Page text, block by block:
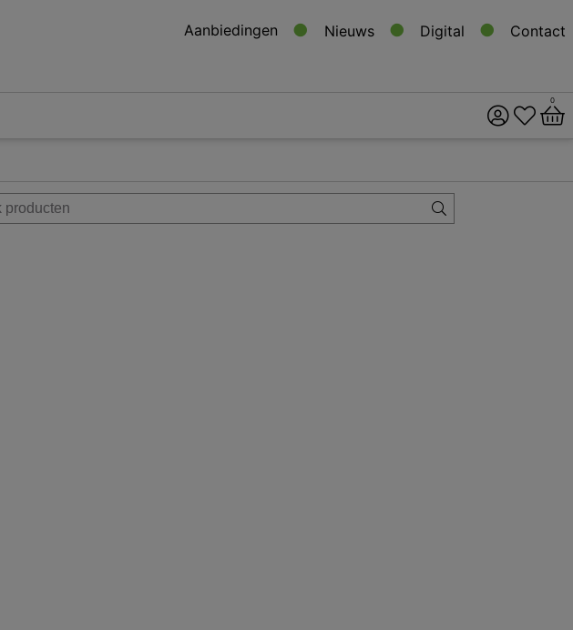
Aanbiedingen Nieuws Digital Contact
Implantologie
Modelleren en was
0